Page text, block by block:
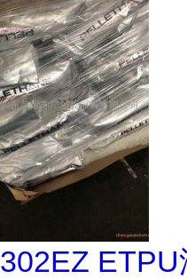
302EZ